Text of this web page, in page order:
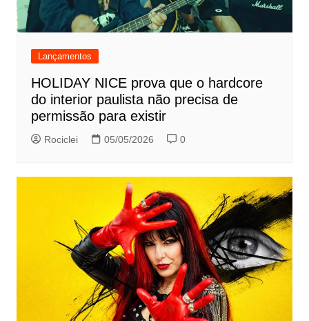
Lançamentos
HOLIDAY NICE prova que o hardcore
do interior paulista não precisa de
permissão para existir
Rociclei 05/05/2026 0